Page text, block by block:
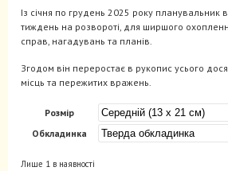
Із січня по грудень 2025 року планувальник
тиждень на розвороті, для ширшого
справ, нагадувань та планів.
Згодом він переростає в рукопис усього
місць та пережитих вражень.
Розмір
Обкладинка
Лише 1 в наявності